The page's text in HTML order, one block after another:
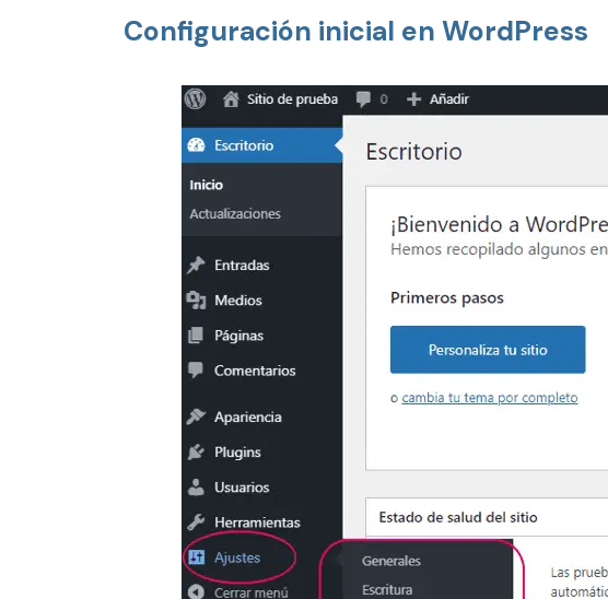
Configuración inicial en WordPress